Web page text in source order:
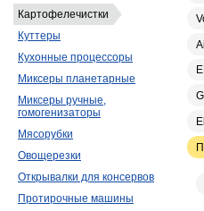
Картофелечистки
Куттеры
Кухонные процессоры
Миксеры планетарные
Миксеры ручные,
гомогенизаторы
Мясорубки
Овощерезки
Открывалки для консервов
Протирочные машины